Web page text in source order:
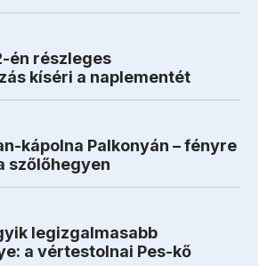
én részleges
kíséri a naplementét
kápolna Palkonyán – fényre
szőlőhegyen
legizgalmasabb
a vértestolnai Pes-kő